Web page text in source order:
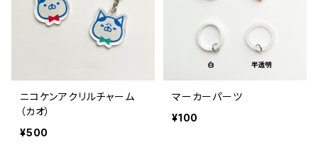
ニコケンアクリルチャーム
（カオ）
¥500
マーカーパーツ
¥100